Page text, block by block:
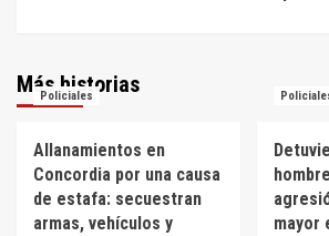
Más historias
Policiales
Allanamientos en
Concordia por una causa
de estafa: secuestran
armas, vehículos y
mayor